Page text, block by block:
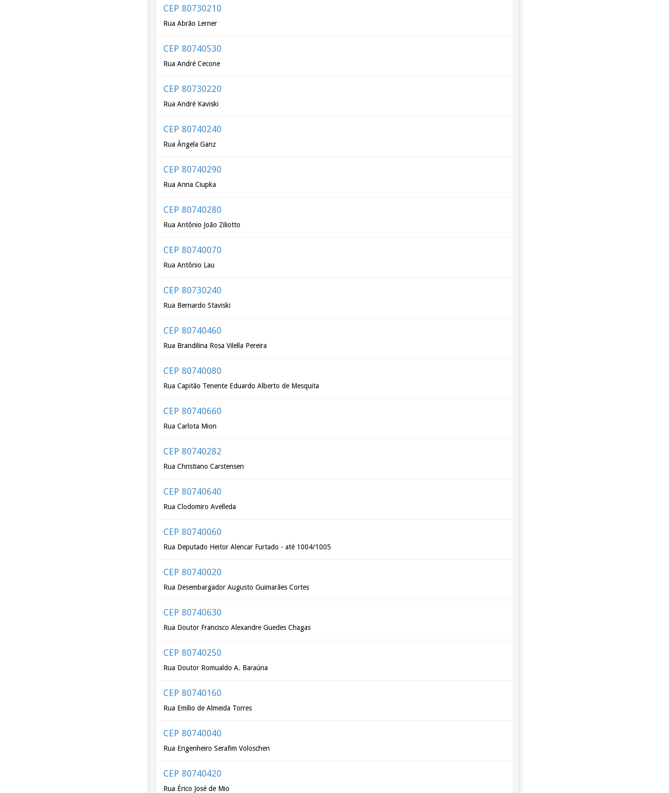
CEP 80730210
Rua Abrão Lerner
CEP 80740530
Rua André Cecone
CEP 80730220
Rua André Kaviski
CEP 80740240
Rua Ângela Ganz
CEP 80740290
Rua Anna Ciupka
CEP 80740280
Rua Antônio João Ziliotto
CEP 80740070
Rua Antônio Lau
CEP 80730240
Rua Bernardo Staviski
CEP 80740460
Rua Brandilina Rosa Vilella Pereira
CEP 80740080
Rua Capitão Tenente Eduardo Alberto de Mesquita
CEP 80740660
Rua Carlota Mion
CEP 80740282
Rua Christiano Carstensen
CEP 80740640
Rua Clodomiro Avelleda
CEP 80740060
Rua Deputado Heitor Alencar Furtado - até 1004/1005
CEP 80740020
Rua Desembargador Augusto Guimarães Cortes
CEP 80740630
Rua Doutor Francisco Alexandre Guedes Chagas
CEP 80740250
Rua Doutor Romualdo A. Baraúna
CEP 80740160
Rua Emílio de Almeida Torres
CEP 80740040
Rua Engenheiro Serafim Voloschen
CEP 80740420
Rua Érico José de Mio